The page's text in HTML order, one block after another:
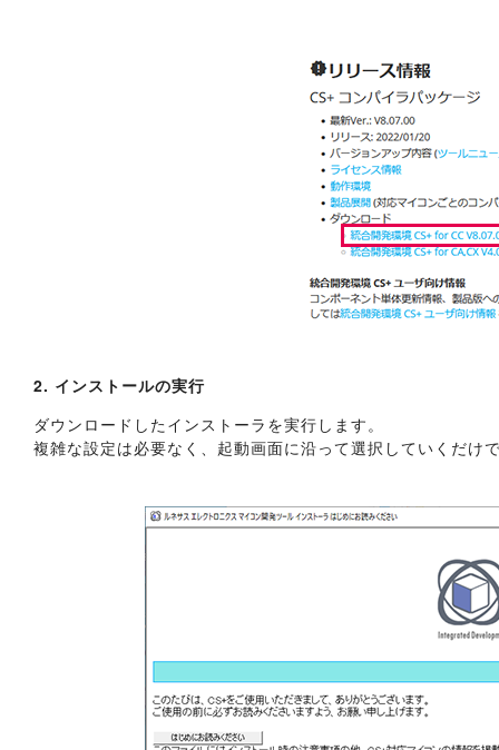
2. インストールの実行
ダウンロードしたインストーラを実行します。
複雑な設定は必要なく、起動画面に沿って選択していくだけ